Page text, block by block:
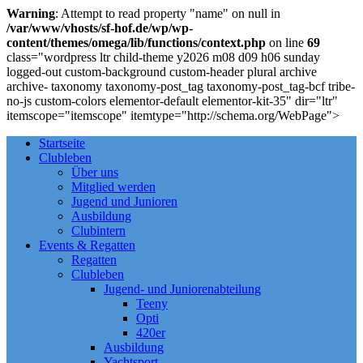
Warning: Attempt to read property "name" on null in
/var/www/vhosts/sf-hof.de/wp/wp-
content/themes/omega/lib/functions/context.php on line 69
class="wordpress ltr child-theme y2026 m08 d09 h06 sunday
logged-out custom-background custom-header plural archive
archive- taxonomy taxonomy-post_tag taxonomy-post_tag-bcf tribe-
no-js custom-colors elementor-default elementor-kit-35" dir="ltr"
itemscope="itemscope" itemtype="http://schema.org/WebPage">
Startseite
Clubleben
Über uns
Mitglied werden
Jugend und Junioren
Ausbildung
Clubintern
Events & Regatten
Regatten
Clubleben
Jugend- und Juniorenabteilung
Teeny
Opti
420er
Ausbildung